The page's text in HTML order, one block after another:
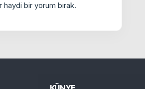
bir yorum bırak.